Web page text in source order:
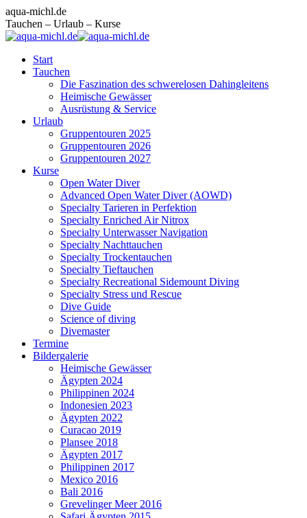
Zum
Inhalt
springen
Facebook
page
opens
new
window
Instagram
page
opens
new
window
E-
Mail
page
new
aqua-michl.de
Tauchen – Urlaub – Kurse
Start
Tauchen
Die Faszination des schwerelosen Dahingleitens
Heimische Gewässer
Ausrüstung & Service
Urlaub
Gruppentouren 2025
Gruppentouren 2026
Gruppentouren 2027
Kurse
Open Water Diver
Advanced Open Water Diver (AOWD)
Specialty Tarieren in Perfektion
Specialty Enriched Air Nitrox
Specialty Unterwasser Navigation
Specialty Nachttauchen
Specialty Trockentauchen
Specialty Tieftauchen
Specialty Recreational Sidemount Diving
Specialty Stress und Rescue
Dive Guide
Science of diving
Divemaster
Termine
Bildergalerie
Heimische Gewässer
Ägypten 2024
Philippinen 2024
Indonesien 2023
Ägypten 2022
Curacao 2019
Plansee 2018
Ägypten 2017
Philippinen 2017
Mexico 2016
Bali 2016
Grevelinger Meer 2016